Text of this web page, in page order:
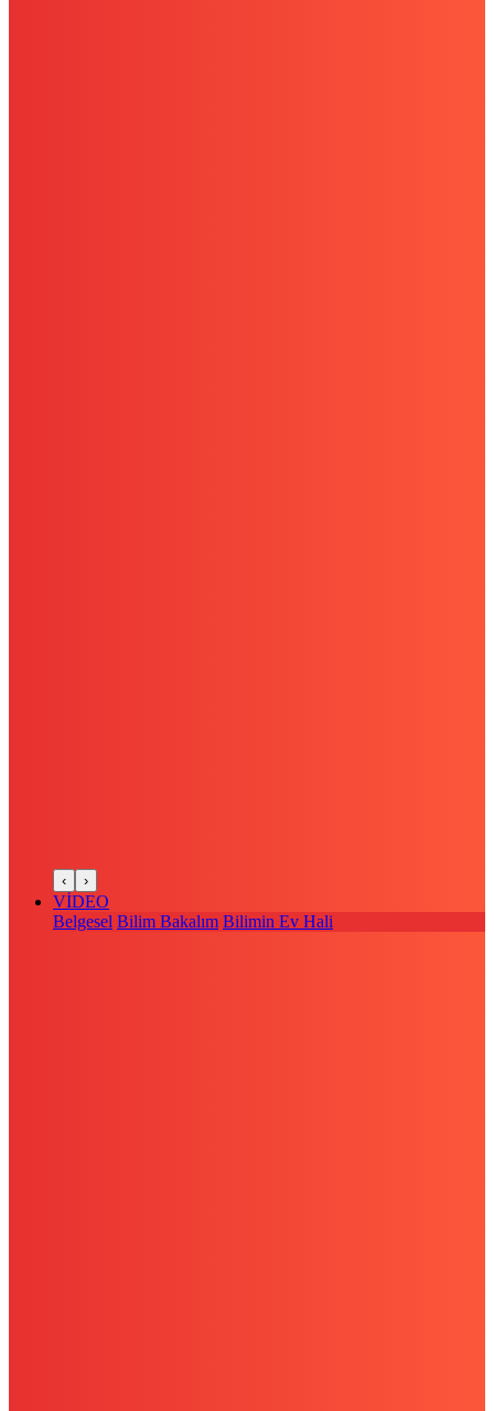
‹ ›
VİDEO
Belgesel Bilim Bakalım Bilimin Ev Hali